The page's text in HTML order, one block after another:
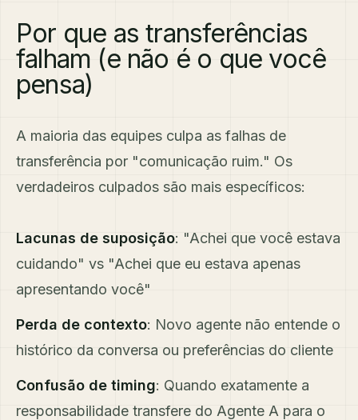
Por que as transferências
falham (e não é o que você
pensa)
A maioria das equipes culpa as falhas de
transferência por "comunicação ruim." Os
verdadeiros culpados são mais específicos:
Lacunas de suposição: "Achei que você estava
cuidando" vs "Achei que eu estava apenas
apresentando você"
Perda de contexto: Novo agente não entende o
histórico da conversa ou preferências do cliente
Confusão de timing: Quando exatamente a
responsabilidade transfere do Agente A para o